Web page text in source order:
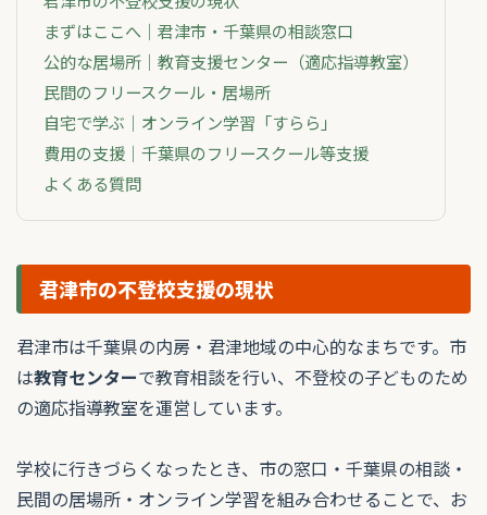
まずはここへ｜君津市・千葉県の相談窓口
公的な居場所｜教育支援センター（適応指導教室）
民間のフリースクール・居場所
自宅で学ぶ｜オンライン学習「すらら」
費用の支援｜千葉県のフリースクール等支援
よくある質問
君津市の不登校支援の現状
君津市は千葉県の内房・君津地域の中心的なまちです。市
は教育センターで教育相談を行い、不登校の子どものため
の適応指導教室を運営しています。
学校に行きづらくなったとき、市の窓口・千葉県の相談・
民間の居場所・オンライン学習を組み合わせることで、お